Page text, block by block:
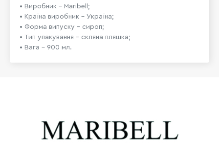
• Виробник – Maribell;
• Країна виробник – Україна;
• Форма випуску – сироп;
• Тип упакування – скляна пляшка;
• Вага – 900 мл.